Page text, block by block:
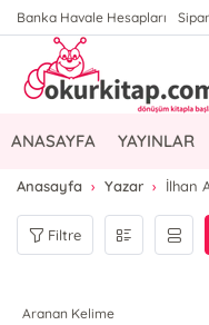
Banka Havale Hesapları
ANASAYFA YAYINLAR
Anasayfa Yazar İlhan
Filtre
Aranan Kelime